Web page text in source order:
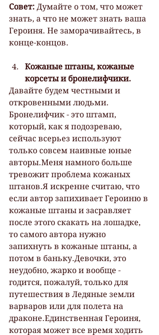
Совет: Думайте о том, что может
знать, а что не может знать ваша
Героиня. Не заморачивайтесь, в
конце-концов.
Кожаные штаны, кожаные
корсеты и бронелифчики.
Давайте будем честными и
откровенными людьми.
Бронелифчик - это штамп,
который, как я подозреваю,
сейчас всерьез используют
только совсем наивные юные
авторы.Меня намного больше
тревожит проблема кожаных
штанов.Я искренне считаю, что
если автор запихивает Героиню в
кожаные штаны и засравляет
после этого скакать на лошадке,
то самого автора нужно
запихнуть в кожаные штаны, а
потом в баньку.Девочки, это
неудобно, жарко и вообще -
годится, пожалуй, только для
путешествия в Ледяные земли
варваров или для полета на
драконе.Единственная Героиня,
которая может все время ходить